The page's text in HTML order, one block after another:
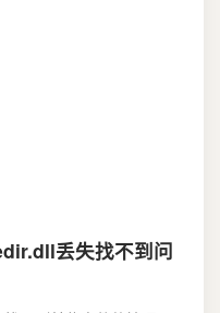
丢失找不到问